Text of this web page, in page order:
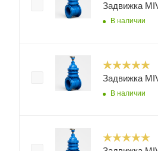
В наличии
В наличии